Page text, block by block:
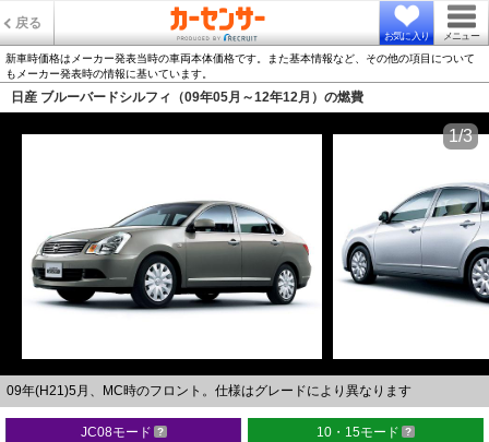
戻る
お気に入り メニュー
新車時価格はメーカー発表当時の車両本体価格です。また基本情報など、その他の項目について
もメーカー発表時の情報に基いています。
日産 ブルーバードシルフィ（09年05月～12年12月）の燃費
09年(H21)5月、MC時のフロント。仕様はグレードにより異なります
1/3
JC08モード 10・15モード